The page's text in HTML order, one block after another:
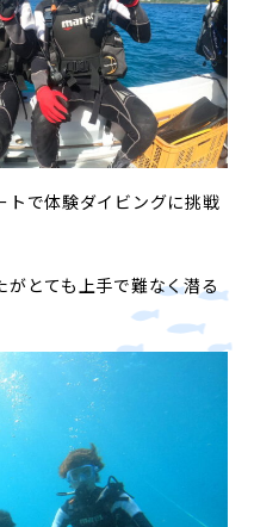
トで体験ダイビングに挑戦
とても上手で難なく潜る